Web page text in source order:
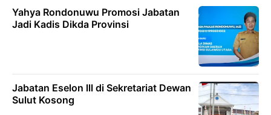
Yahya Rondonuwu Promosi Jabatan
Jadi Kadis Dikda Provinsi
Jabatan Eselon lll di Sekretariat Dewan
Sulut Kosong